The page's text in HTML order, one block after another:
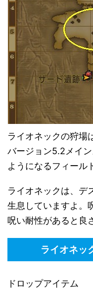
ライオネックの狩場
バージョン5.2メイ
ようになるフィール
ライオネックは、デ
生息していますよ。
呪い耐性があると良
ライオネッ
ドロップアイテム